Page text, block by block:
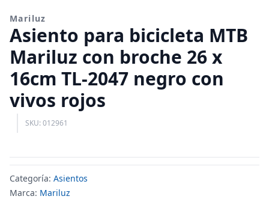
Mariluz
Asiento para bicicleta MTB
Mariluz con broche 26 x
16cm TL-2047 negro con
vivos rojos
SKU: 012961
Categoría: Asientos
Marca: Mariluz